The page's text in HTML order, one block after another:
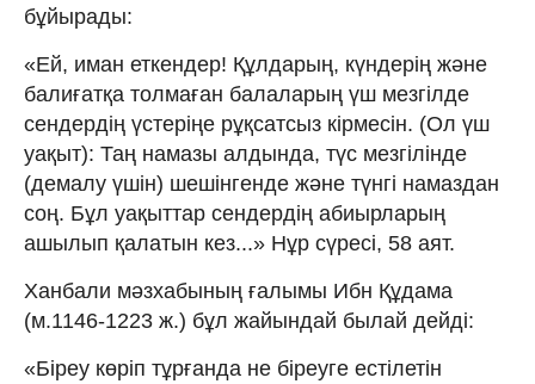
бұйырады:
«Ей, иман еткендер! Құлдарың, күндерің және
балиғатқа толмаған балаларың үш мезгілде
сендердің үстеріңе рұқсатсыз кірмесін. (Ол үш
уақыт): Таң намазы алдында, түс мезгілінде
(демалу үшін) шешінгенде және түнгі намаздан
соң. Бұл уақыттар сендердің абиырларың
ашылып қалатын кез...» Нұр сүресі, 58 аят.
Ханбали мәзхабының ғалымы Ибн Құдама
(м.1146-1223 ж.) бұл жайындай былай дейді:
«Біреу көріп тұрғанда не біреуге естілетін